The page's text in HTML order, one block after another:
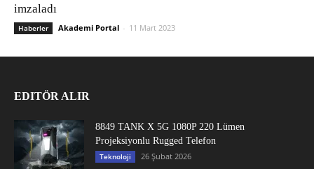
imzaladı
Haberler Akademi Portal - 11 Mart 2023
EDITÖR ALIR
8849 TANK X 5G 1080P 220 Lümen
Projeksiyonlu Rugged Telefon
Teknoloji 26 Şubat 2026